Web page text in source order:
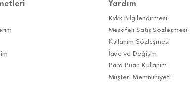
Yardım
Kvkk Bilgilendirmesi
Mesafeli Satış Sözleşmesi
Kullanım Sözleşmesi
İade ve Değişim
Para Puan Kullanım
Müşteri Memnuniyeti